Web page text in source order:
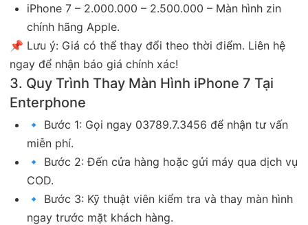
iPhone 7 – 2.000.000 – 2.500.000 – Màn hình zin
chính hãng Apple.
📌 Lưu ý: Giá có thể thay đổi theo thời điểm. Liên hệ
ngay để nhận báo giá chính xác!
3. Quy Trình Thay Màn Hình iPhone 7 Tại
Enterphone
🔹 Bước 1: Gọi ngay 03789.7.3456 để nhận tư vấn
miễn phí.
🔹 Bước 2: Đến cửa hàng hoặc gửi máy qua dịch vụ
COD.
🔹 Bước 3: Kỹ thuật viên kiểm tra và thay màn hình
ngay trước mặt khách hàng.